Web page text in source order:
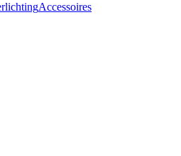
Accessoires